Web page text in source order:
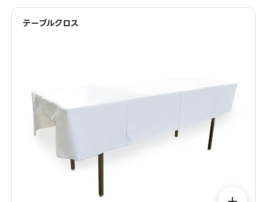
テーブルクロス